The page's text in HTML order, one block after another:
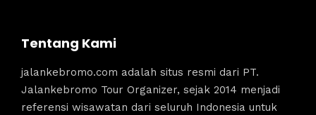
Tentang Kami
jalankebromo.com adalah situs resmi dari PT.
Jalankebromo Tour Organizer, sejak 2014 menjadi
referensi wisawatan dari seluruh Indonesia untuk